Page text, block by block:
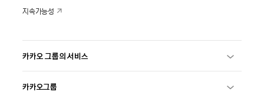
지속가능성
카카오 그룹의 서비스
카카오그룹